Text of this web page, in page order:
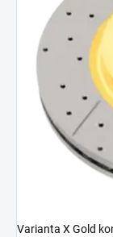
Varianta X Gold